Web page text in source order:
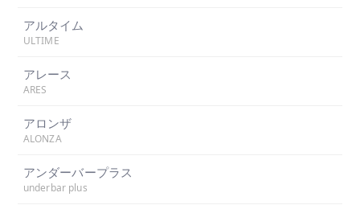
アルタイム
ULTIME
アレース
ARES
アロンザ
ALONZA
アンダーバープラス
underbar plus